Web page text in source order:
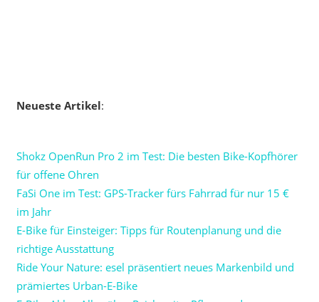
Neueste Artikel:
Shokz OpenRun Pro 2 im Test: Die besten Bike-Kopfhörer
für offene Ohren
FaSi One im Test: GPS-Tracker fürs Fahrrad für nur 15 €
im Jahr
E-Bike für Einsteiger: Tipps für Routenplanung und die
richtige Ausstattung
Ride Your Nature: esel präsentiert neues Markenbild und
prämiertes Urban-E-Bike